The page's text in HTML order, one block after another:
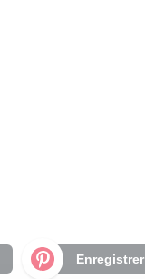
Enregistrer